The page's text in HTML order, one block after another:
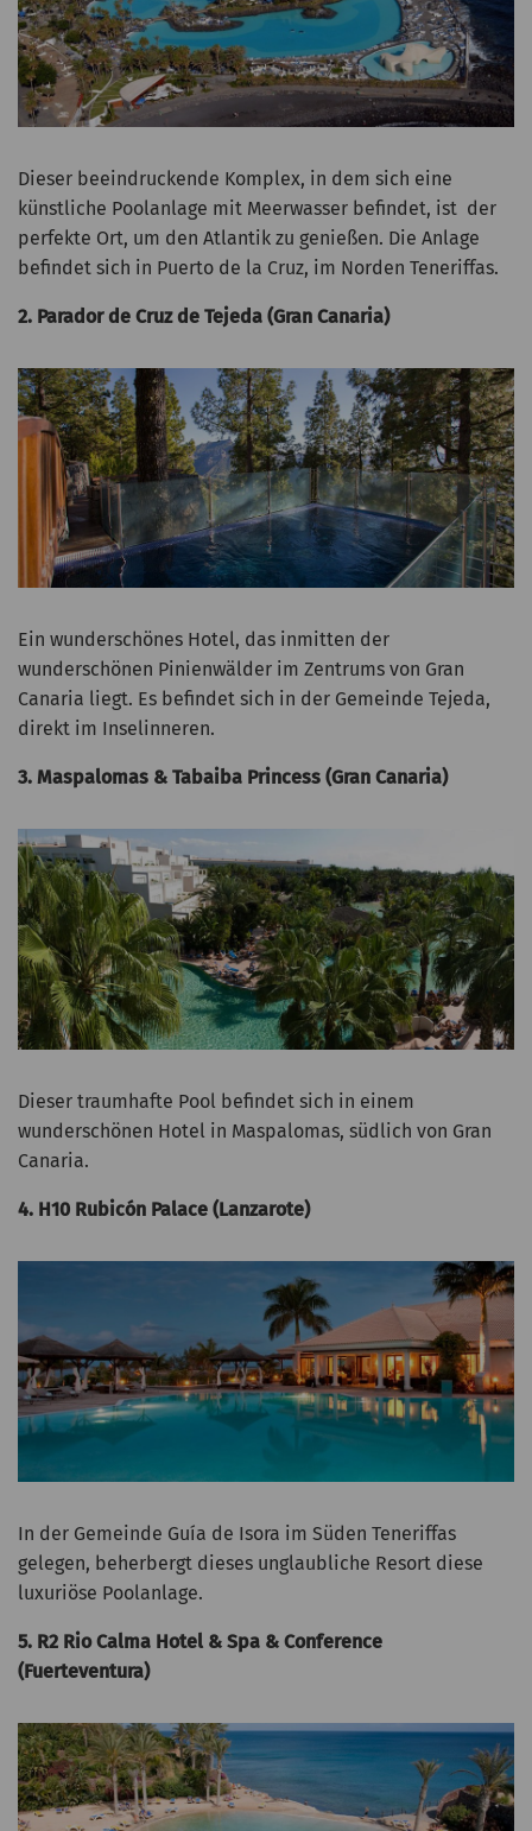
Dieser beeindruckende Komplex, in dem sich eine
künstliche Poolanlage mit Meerwasser befindet, ist der
perfekte Ort, um den Atlantik zu genießen. Die Anlage
befindet sich in Puerto de la Cruz, im Norden Teneriffas.
2. Parador de Cruz de Tejeda (Gran Canaria)
Ein wunderschönes Hotel, das inmitten der
wunderschönen Pinienwälder im Zentrums von Gran
Canaria liegt. Es befindet sich in der Gemeinde Tejeda,
direkt im Inselinneren.
3. Maspalomas & Tabaiba Princess (Gran Canaria)
Dieser traumhafte Pool befindet sich in einem
wunderschönen Hotel in Maspalomas, südlich von Gran
Canaria.
4. H10 Rubicón Palace (Lanzarote)
In der Gemeinde Guía de Isora im Süden Teneriffas
gelegen, beherbergt dieses unglaubliche Resort diese
luxuriöse Poolanlage.
5. R2 Rio Calma Hotel & Spa & Conference
(Fuerteventura)